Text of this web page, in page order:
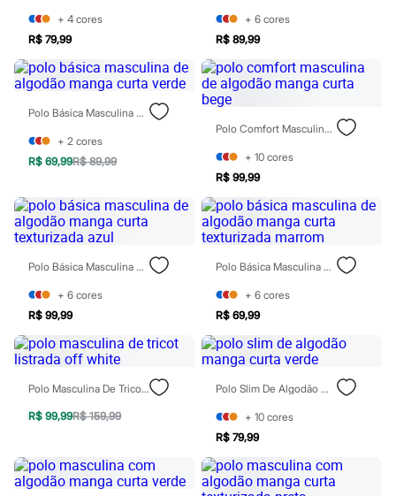
Plus size
Blusas e Camisetas
Casacos e Jaquetas
Jeans
Shorts e Saias
Vestidos
Masculino
Em alta
Inverno
Novidades
Roupas
Bermudas
Camisas
Calças
Camisetas e Regatas
Casacos e Jaquetas
Jeans
Polos
Acessórios
Bolsas e Mochilas
Chapéus e Bonés
Carteiras
Calçados
Botas
+ 4 cores
R$ 79,99
+ 6 cores
R$ 89,99
Polo Básica Masculina De Algodão Manga Curta Verde
+ 2 cores
R$ 69,99R$ 89,99
Polo Comfort Masculina De Algodão Manga Curta Bege
+ 10 cores
R$ 99,99
Polo Básica Masculina De Algodão Manga Curta Texturizada Azul
+ 6 cores
R$ 99,99
Polo Básica Masculina De Algodão Manga Curta Texturizada Marrom
+ 6 cores
R$ 69,99
Polo Masculina De Tricot Listrada Off White
R$ 99,99R$ 159,99
Polo Slim De Algodão Manga Curta Verde
+ 10 cores
R$ 79,99